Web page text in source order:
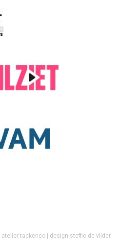
atelier tackenco | design steffie de vilder